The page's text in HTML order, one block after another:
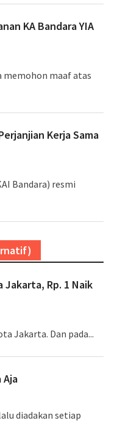
KA Bandara YIA
memohon maaf atas
Kerja Sama
Bandara) resmi
Jakarta, Rp. 1 Naik
Jakarta. Dan pada...
Aja
diadakan setiap